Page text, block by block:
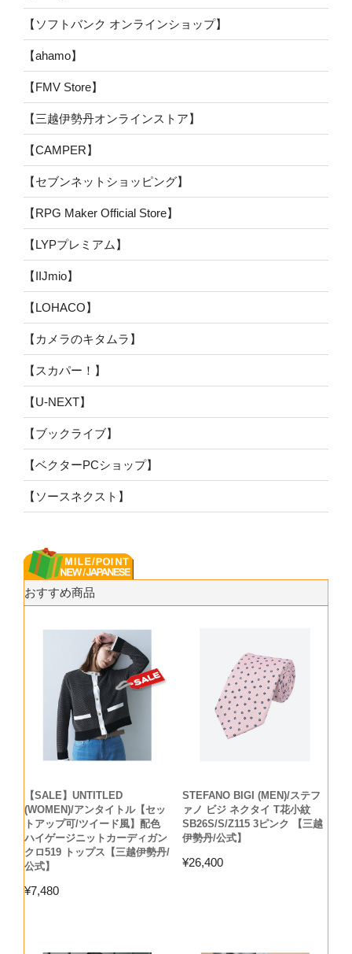
【ソフトバンク オンラインショップ】
【ahamo】
【FMV Store】
【三越伊勢丹オンラインストア】
【CAMPER】
【セブンネットショッピング】
【RPG Maker Official Store】
【LYPプレミアム】
【IIJmio】
【LOHACO】
【カメラのキタムラ】
【スカパー！】
【U-NEXT】
【ブックライブ】
【ベクターPCショップ】
【ソースネクスト】
おすすめ商品
【SALE】UNTITLED
(WOMEN)/アンタイトル【セッ
トアップ可/ツイード風】配色
ハイゲージニットカーディガン
クロ519 トップス【三越伊勢丹/
公式】
¥7,480
STEFANO BIGI (MEN)/ステフ
ァノ ビジ ネクタイ T花小紋
SB26S/S/Z115 3ピンク 【三越
伊勢丹/公式】
¥26,400